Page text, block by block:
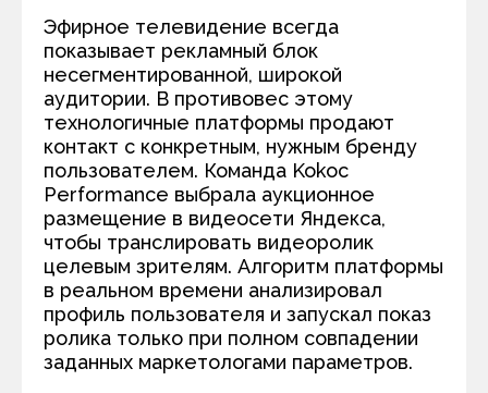
Эфирное телевидение всегда
показывает рекламный блок
несегментированной, широкой
аудитории. В противовес этому
технологичные платформы продают
контакт с конкретным, нужным бренду
пользователем. Команда Kokoc
Performance выбрала аукционное
размещение в видеосети Яндекса,
чтобы транслировать видеоролик
целевым зрителям. Алгоритм платформы
в реальном времени анализировал
профиль пользователя и запускал показ
ролика только при полном совпадении
заданных маркетологами параметров.